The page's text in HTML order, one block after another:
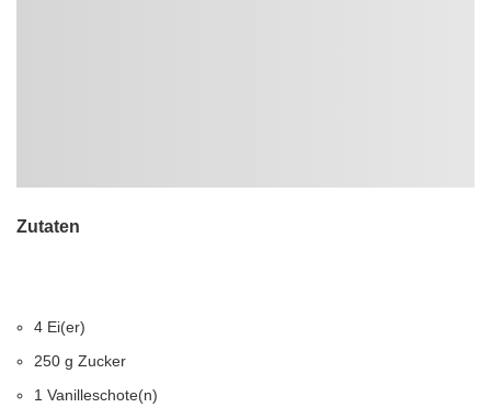
Zutaten
4 Ei(er)
250 g Zucker
1 Vanilleschote(n)